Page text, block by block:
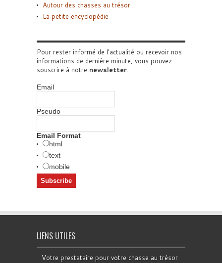
Autour des chasses au trésor
La petite encyclopédie
Pour rester informé de l'actualité ou recevoir nos
informations de dernière minute, vous pouvez
souscrire à notre newsletter.
Email
Pseudo
Email Format
html
text
mobile
LIENS UTILES
Votre prestataire pour votre chasse au trésor